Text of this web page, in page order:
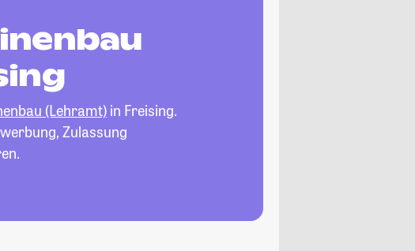
(Lehramt) in Freising.
Zulassung